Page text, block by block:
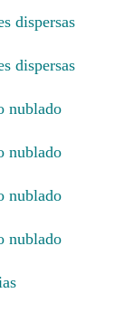
dispersas
dispersas
nublado
nublado
nublado
nublado